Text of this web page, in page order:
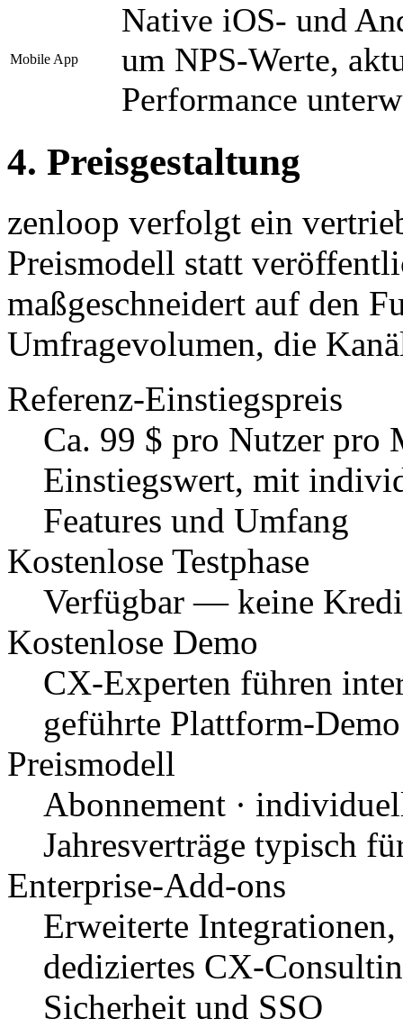
Mobile App
Native iOS- und
um NPS-Werte,
Performance
4. Preisgestaltung
zenloop verfolgt ein
Preismodell statt
maßgeschneidert auf den
Umfragevolumen, die
Referenz-Einstiegspreis
Ca. 99 $ pro Nutzer pro
Einstiegswert, mit
Features und Umfang
Kostenlose Testphase
Verfügbar — keine
Kostenlose Demo
CX-Experten führen
geführte Plattform-Demo
Preismodell
Abonnement ·
Jahresverträge typisch
Enterprise-Add-ons
Erweiterte
dediziertes CX-
Sicherheit und SSO